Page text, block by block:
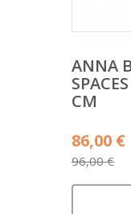
ANNA
CM
96,00€
hinta
oli:
86,00 €